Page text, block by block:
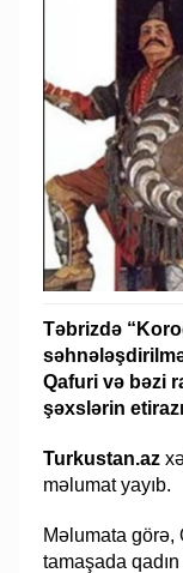
Təbrizdə
Qafuri və bəzi
şəxslərin
Turkustan.az
məlumat yayıb.
Məlumata görə,
tamaşada